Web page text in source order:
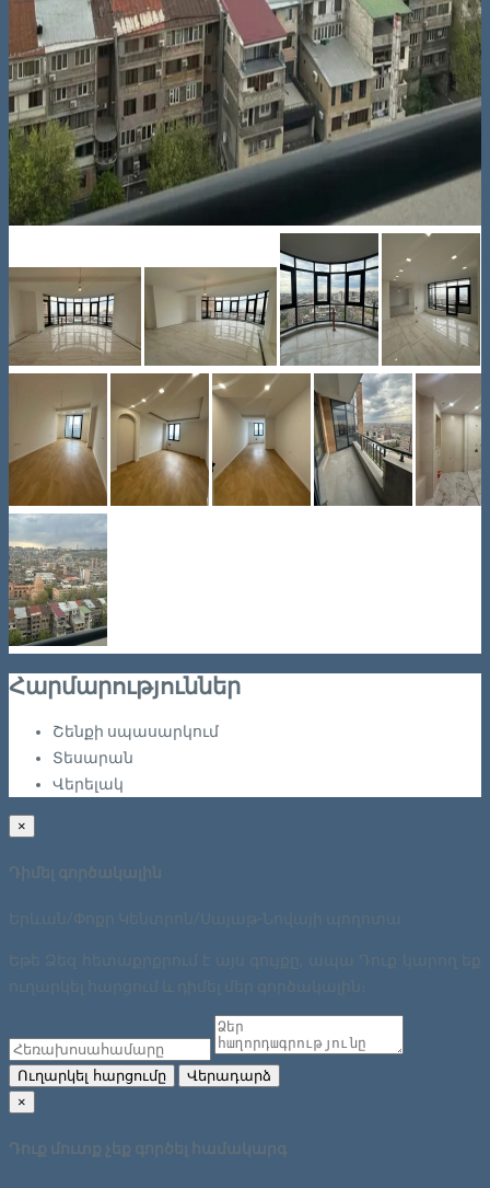
Հարմարություններ
Շենքի սպասարկում
Տեսարան
Վերելակ
×
Դիմել գործակալին
Երևան/Փոքր Կենտրոն/Սայաթ-Նովայի պողոտա
Եթե Ձեզ հետաքրքրում է այս գույքը, ապա Դուք կարող եք
ուղարկել հարցում և դիմել մեր գործակալին։
Ուղարկել հարցումը
Վերադարձ
×
Դուք մուտք չեք գործել համակարգ